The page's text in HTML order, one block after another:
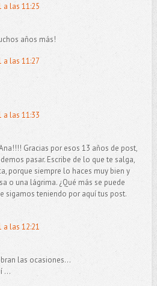
a las 11:25
años más!
a las 11:27
a las 11:33
Gracias por esos 13 años de post,
pasar. Escribe de lo que te salga,
porque siempre lo haces muy bien y
o una lágrima. ¿Qué más se puede
sigamos teniendo por aquí tus post.
a las 12:21
las ocasiones...
...